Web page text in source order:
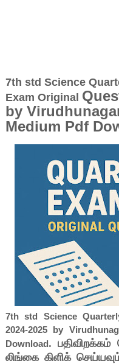
7th std Science
Exam Original
by
Medium Pdf
7th std Science
2024-2025 by
Download.
லிங்கை கிளிக்